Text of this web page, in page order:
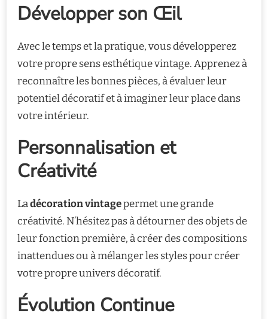
Développer son Œil
Avec le temps et la pratique, vous développerez
votre propre sens esthétique vintage. Apprenez à
reconnaître les bonnes pièces, à évaluer leur
potentiel décoratif et à imaginer leur place dans
votre intérieur.
Personnalisation et
Créativité
Ladécoration vintagepermet une grande
créativité. N’hésitez pas à détourner des objets de
leur fonction première, à créer des compositions
inattendues ou à mélanger les styles pour créer
votre propre univers décoratif.
Évolution Continue